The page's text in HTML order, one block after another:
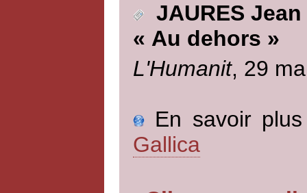
JAURES Jean
« Au dehors »
L'Humanit, 29
En savoir
Gallica